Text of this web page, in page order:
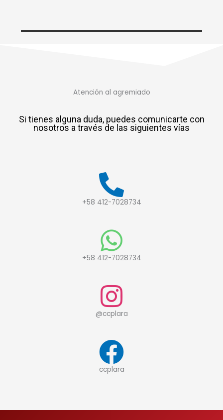
Atención al agremiado​
Si tienes alguna duda, puedes comunicarte con
nosotros a través de las siguientes vías
+58 412-7028734
+58 412-7028734
@ccplara
ccplara